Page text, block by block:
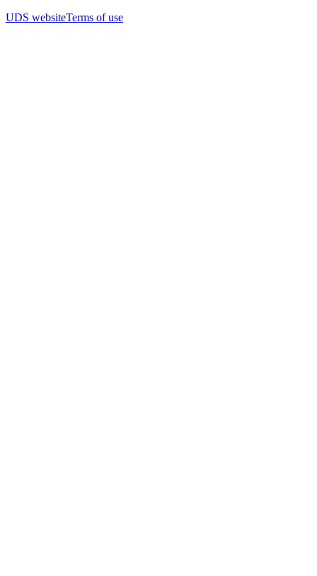
UDS websiteTerms of use